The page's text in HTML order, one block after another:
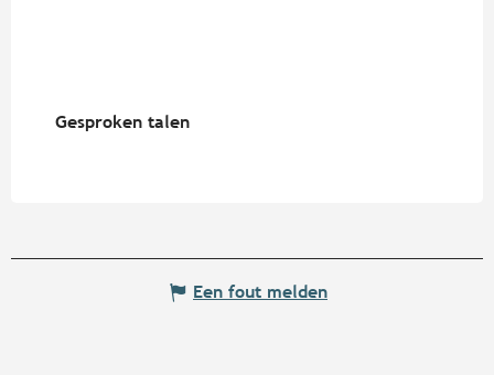
Gesproken talen
Gesproken talen
Een fout melden